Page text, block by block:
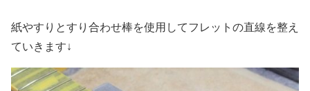
紙やすりとすり合わせ棒を使用してフレットの直線を整え
ていきます↓